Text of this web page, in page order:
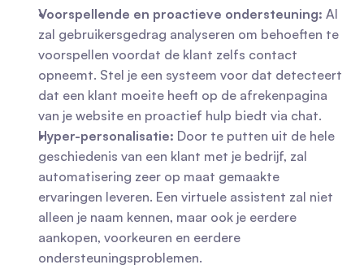
Voorspellende en proactieve ondersteuning: AI
zal gebruikersgedrag analyseren om behoeften te
voorspellen voordat de klant zelfs contact
opneemt. Stel je een systeem voor dat detecteert
dat een klant moeite heeft op de afrekenpagina
van je website en proactief hulp biedt via chat.
Hyper-personalisatie: Door te putten uit de hele
geschiedenis van een klant met je bedrijf, zal
automatisering zeer op maat gemaakte
ervaringen leveren. Een virtuele assistent zal niet
alleen je naam kennen, maar ook je eerdere
aankopen, voorkeuren en eerdere
ondersteuningsproblemen.